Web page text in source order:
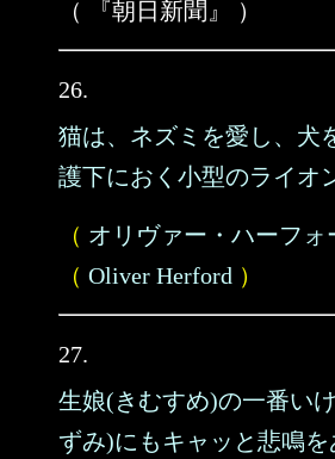
（ 『朝日新聞』 ）
26.
猫は、ネズミを愛し、犬
護下におく小型のライオ
（ オリヴァー・ハーフォ
（ Oliver Herford ）
27.
生娘(きむすめ)の一番い
ずみ)にもキャッと悲鳴